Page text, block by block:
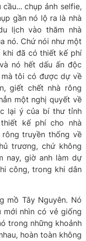
chụp ảnh selfie,
gần nó lộ ra là nhà
lịch vào thăm nhà
nó. Chứ nói như một
khi đã có thiết kế phí
nó hết dấu ấn độc
tôi có được dự về
giết chết nhà rông
một nghị quyết về
lại ý của bí thư tỉnh
kế phí cho nhà
truyền thống về
trương, chứ không
nay, giờ anh làm dự
công, trong khi dân
mồ Tây Nguyên. Nó
mới nhìn có vẻ giống
trong những khoảnh
hoàn toàn không